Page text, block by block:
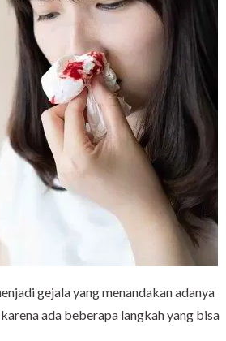
gejala yang menandakan adanya
ada beberapa langkah yang bisa